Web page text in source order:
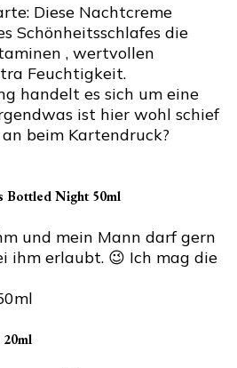
Diese Nachtcreme
Schönheitsschlafes die
, wertvollen
Feuchtigkeit.
handelt es sich um eine
ist hier wohl schief
beim Kartendruck?
Bottled Night 50ml
und mein Mann darf gern
ihm erlaubt. 😉 Ich mag die